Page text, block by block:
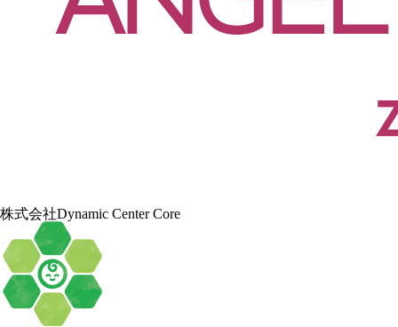
株式会社Dynamic Center Core